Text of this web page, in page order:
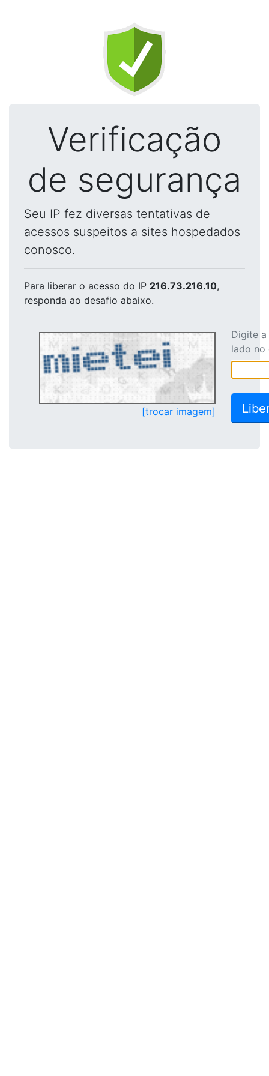
Verificação
de segurança
Seu IP fez diversas tentativas de
acessos suspeitos a sites hospedados
conosco.
Para liberar o acesso do IP 216.73.216.10,
responda ao desafio abaixo.
[trocar imagem]
Digite
lado no